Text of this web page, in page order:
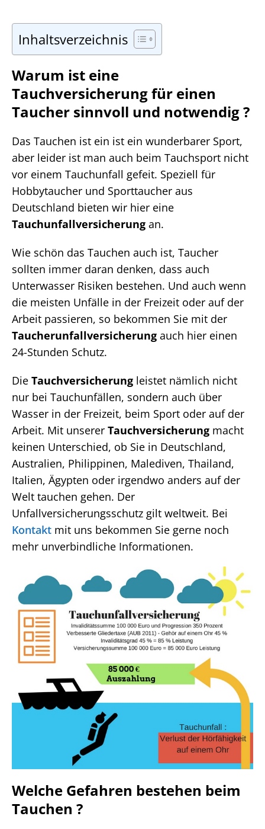
Inhaltsverzeichnis
Warum ist eine
Tauchversicherung für einen
Taucher sinnvoll und notwendig ?
Das Tauchen ist ein ist ein wunderbarer Sport,
aber leider ist man auch beim Tauchsport nicht
vor einem Tauchunfall gefeit. Speziell für
Hobbytaucher und Sporttaucher aus
Deutschland bieten wir hier eine
Tauchunfallversicherung an.
Wie schön das Tauchen auch ist, Taucher
sollten immer daran denken, dass auch
Unterwasser Risiken bestehen. Und auch wenn
die meisten Unfälle in der Freizeit oder auf der
Arbeit passieren, so bekommen Sie mit der
Taucherunfallversicherung auch hier einen
24-Stunden Schutz.
Die Tauchversicherung leistet nämlich nicht
nur bei Tauchunfällen, sondern auch über
Wasser in der Freizeit, beim Sport oder auf der
Arbeit. Mit unserer Tauchversicherung macht
keinen Unterschied, ob Sie in Deutschland,
Australien, Philippinen, Malediven, Thailand,
Italien, Ägypten oder irgendwo anders auf der
Welt tauchen gehen. Der
Unfallversicherungsschutz gilt weltweit. Bei
Kontakt mit uns bekommen Sie gerne noch
mehr unverbindliche Informationen.
Welche Gefahren bestehen beim
Tauchen ?